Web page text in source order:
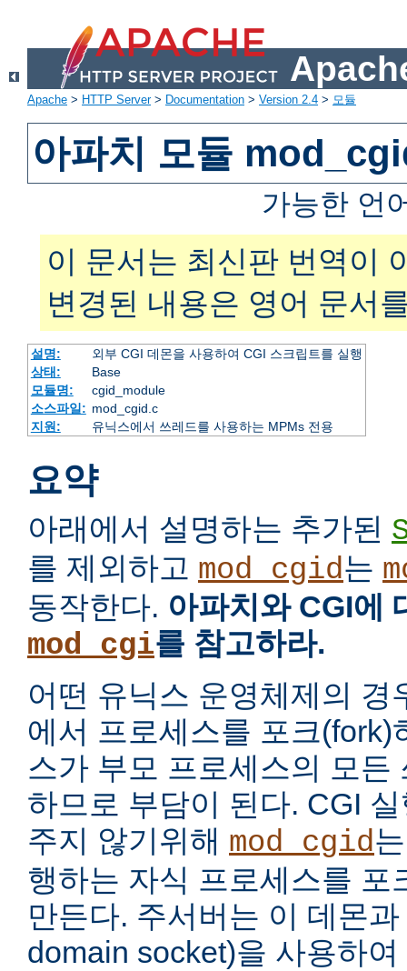
Apache > HTTP Server> Documentation > Version 2.4 > 모듈
아파치 모듈
가능한 언
이 문서는 최신판 번역이
변경된 내용은 영어 문서
설명:
외부 CGI 데몬을 사용하여 CGI 스크립트를 실행
상태:
Base
모듈명:
cgid_module
소스파일: mod_cgid.c
지원:
유닉스에서 쓰레드를 사용하는 MPMs 전용
요약
아래에서 설명하는 추가된
를 제외하고 mod_cgid는
동작한다. 아파치와 CGI에
mod_cgi를 참고하라.
어떤 유닉스 운영체제의 경
에서 프로세스를 포크(fork)
스가 부모 프로세스의 모든
하므로 부담이 된다. CGI
주지 않기위해 mod_cgid
행하는 자식 프로세스를 포
만든다. 주서버는 이 데몬
domain socket)을 사용하